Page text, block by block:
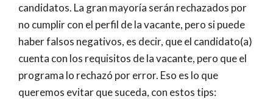
candidatos. La gran mayoría serán rechazados por
no cumplir con el perfil de la vacante, pero si puede
haber falsos negativos, es decir, que el candidato(a)
cuenta con los requisitos de la vacante, pero que el
programa lo rechazó por error. Eso es lo que
queremos evitar que suceda, con estos tips: